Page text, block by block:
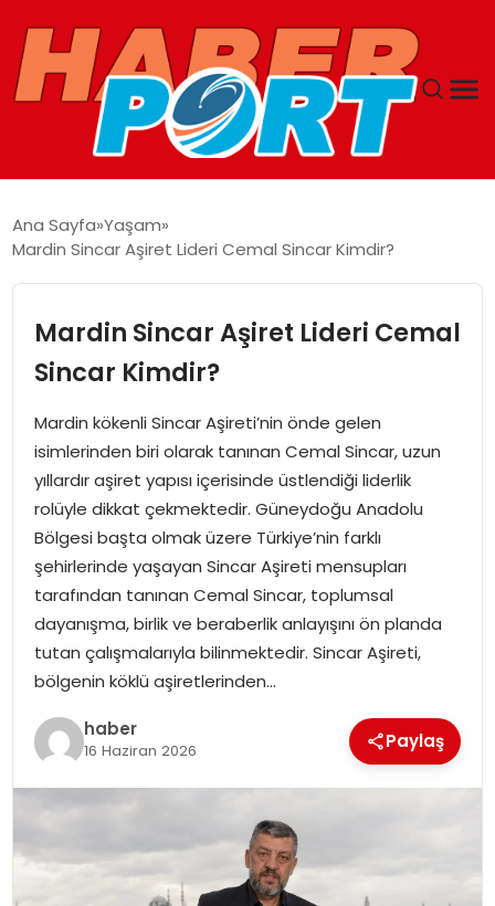
YAŞAM
SAĞLIK
MAGAZIN
SPOR
OTOMOBIL
TEKNOLOJI
Ana Sayfa Yaşam
Mardin Sincar Aşiret Lideri Cemal Sincar Kimdir?
Mardin Sincar Aşiret Lideri Cemal
Sincar Kimdir?
Mardin kökenli Sincar Aşireti’nin önde gelen
isimlerinden biri olarak tanınan Cemal Sincar, uzun
yıllardır aşiret yapısı içerisinde üstlendiği liderlik
rolüyle dikkat çekmektedir. Güneydoğu Anadolu
Bölgesi başta olmak üzere Türkiye’nin farklı
şehirlerinde yaşayan Sincar Aşireti mensupları
tarafından tanınan Cemal Sincar, toplumsal
dayanışma, birlik ve beraberlik anlayışını ön planda
tutan çalışmalarıyla bilinmektedir. Sincar Aşireti,
bölgenin köklü aşiretlerinden…
haber
16 Haziran 2026 Paylaş